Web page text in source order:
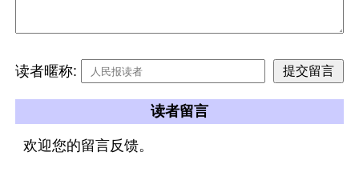
读者暱称:
读者留言
欢迎您的留言反馈。